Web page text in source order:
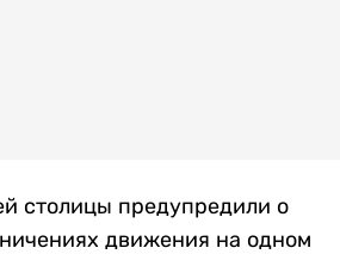
столицы предупредили о
движения на одном